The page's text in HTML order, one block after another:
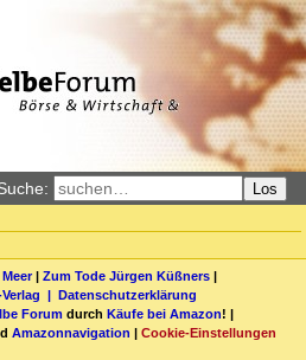
Los
| Zum Tode Jürgen Küßners |
| Datenschutzerklärung
Forum durch Käufe bei Amazon! |
Amazonnavigation | Cookie-Einstellungen